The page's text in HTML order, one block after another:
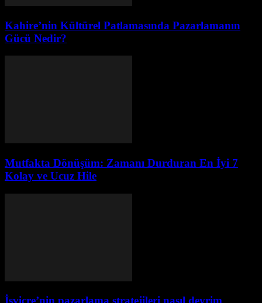
Kahire’nin Kültürel Patlamasında Pazarlamanın
Gücü Nedir?
Mutfakta Dönüşüm: Zamanı Durduran En İyi 7
Kolay ve Ucuz Hile